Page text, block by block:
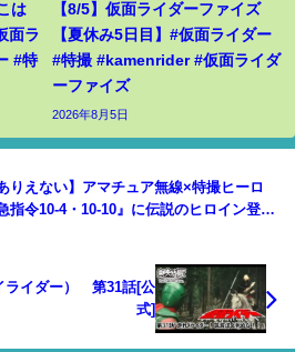
は
面ラ
#特
【8/5】仮面ライダーファイズ
【夏休み5日目】#仮面ライダー
#特撮 #kamenrider #仮面ライダ
ーファイズ
2026年8月5日
りえない】アマチュア無線×特撮ヒーロ
指令10-4・10-10』に伝説のヒロイン登
ライダー） 第31話[公
式]